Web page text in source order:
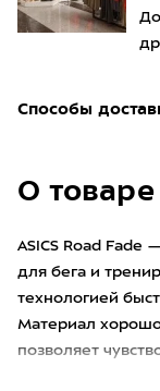
Способы
О товаре
ASICS Road Fade
для бега и
технологией
Материал
позволяет